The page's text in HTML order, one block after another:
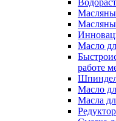
Масло
работе
Масло
Масла